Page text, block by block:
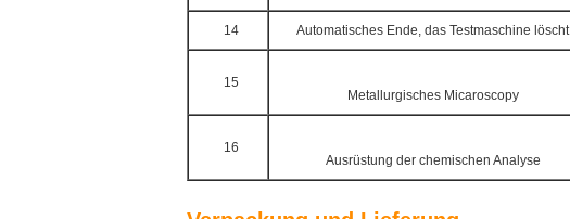
14 Automatisches Ende, das Testmaschine löscht
15
Metallurgisches Micaroscopy
16
Ausrüstung der chemischen Analyse